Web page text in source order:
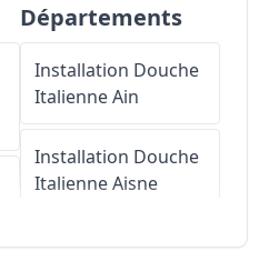
Départements
Installation Douche
ItalienneAin
Installation Douche
ItalienneAisne
Installation Douche